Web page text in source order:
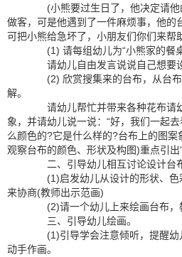
(小熊要过生日了，他决定请他
做客，可是他遇到了一件麻烦事，他的
可把小熊给急坏了，小朋友们你们来帮
(1) 请每组幼儿为“小熊家的餐桌
请幼儿自由发言说说自己想要设
(2) 欣赏搜集来的台布，从台布
解。
请幼儿帮忙并带来各种花布请
象，并请幼儿说一说：“好，我们一起
么颜色的?它是什么样的?台布上的图
观察台布的颜色、形状及构图)重点引出
二、引导幼儿相互讨论设计台布
(1)启发幼儿从设计的形状、色
来协商(教师出示范画)
(2)请一个幼儿上来绘画台布，
三、引导幼儿绘画。
(1)引导学会注意倾听，提醒幼
动手作画。